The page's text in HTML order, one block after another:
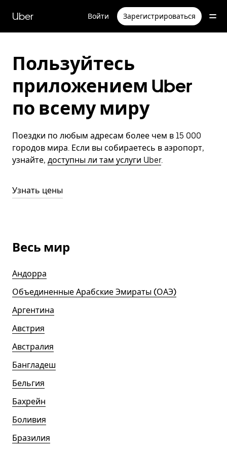
перейти
к
Uber Войти Зарегистрироваться
Пользуйтесь
приложением Uber
по всему миру
Поездки по любым адресам более чем в 15 000
городов мира. Если вы собираетесь в аэропорт,
узнайте, доступны ли там услуги Uber.
Узнать цены
Весь мир
Андорра
Объединенные Арабские Эмираты (ОАЭ)
Аргентина
Австрия
Австралия
Бангладеш
Бельгия
Бахрейн
Боливия
Бразилия